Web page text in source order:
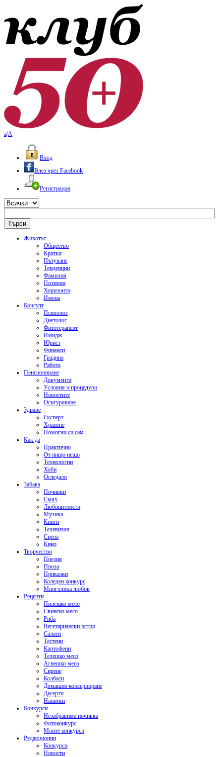
a/A
Вход
Влез чрез Facebook
Регистрация
Животът
Общество
Кратки
Пътуване
Тенденции
Фамилия
Позиции
Хоризонти
Имена
Консулт
Психолог
Диетолог
Фитотерапевт
Имидж
Юрист
Финанси
Градина
Работа
Пенсиониране
Документи
Условия и процедури
Новостите
Осигуряване
Здраве
Експерт
Хранене
Помогни си сам
Как да
Практично
От нищо нещо
Технологии
Хоби
Огледало
Забава
Почивки
Смях
Любопитности
Музика
Книги
Телевизия
Сцена
Кино
Творчество
Поезия
Проза
Приказки
Коледен конкурс
Многолика любов
Рецепти
Пилешко месо
Свинско месо
Риба
Вегетариански ястия
Салати
Тестени
Картофени
Телешко месо
Агнешко месо
Сирене
Колбаси
Домашно консервиране
Десерти
Напитки
Конкурси
Незабравима почивка
Фотоконкурс
Моите конкурси
Редакционни
Конкурси
Новости